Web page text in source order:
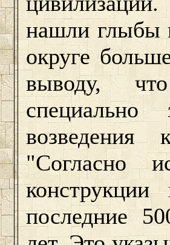
нашли глыбы
округе
выводу,
возведения
"Согласно
последние